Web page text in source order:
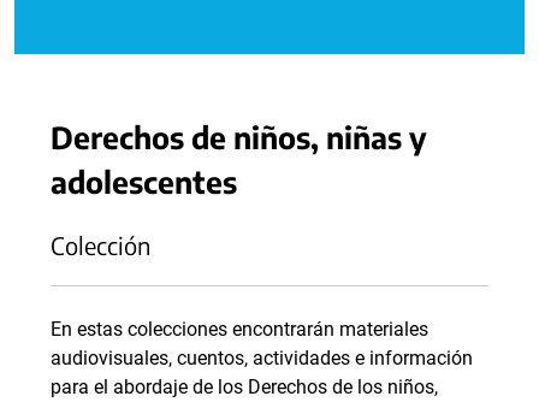
Derechos de niños, niñas y
adolescentes
Colección
En estas colecciones encontrarán materiales
audiovisuales, cuentos, actividades e información
para el abordaje de los Derechos de los niños,